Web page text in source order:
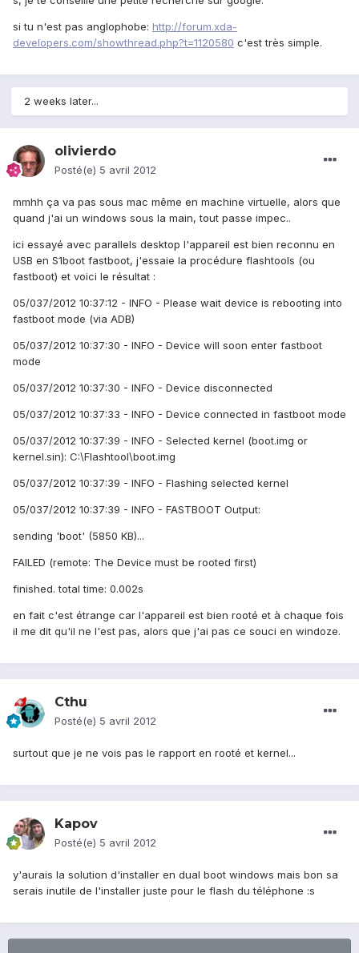
si tu n'est pas anglophobe: http://forum.xda-
developers.com/showthread.php?t=1120580 c'est très simple.
2 weeks later...
olivierdo
Posté(e) 5 avril 2012
mmhh ça va pas sous mac même en machine virtuelle, alors que
quand j'ai un windows sous la main, tout passe impec..
ici essayé avec parallels desktop l'appareil est bien reconnu en
USB en S1boot fastboot, j'essaie la procédure flashtools (ou
fastboot) et voici le résultat :
05/037/2012 10:37:12 - INFO - Please wait device is rebooting into
fastboot mode (via ADB)
05/037/2012 10:37:30 - INFO - Device will soon enter fastboot
mode
05/037/2012 10:37:30 - INFO - Device disconnected
05/037/2012 10:37:33 - INFO - Device connected in fastboot mode
05/037/2012 10:37:39 - INFO - Selected kernel (boot.img or
kernel.sin): C:\Flashtool\boot.img
05/037/2012 10:37:39 - INFO - Flashing selected kernel
05/037/2012 10:37:39 - INFO - FASTBOOT Output:
sending 'boot' (5850 KB)...
FAILED (remote: The Device must be rooted first)
finished. total time: 0.002s
en fait c'est étrange car l'appareil est bien rooté et à chaque fois
il me dit qu'il ne l'est pas, alors que j'ai pas ce souci en windoze.
Cthu
Posté(e) 5 avril 2012
surtout que je ne vois pas le rapport en rooté et kernel...
Kapov
Posté(e) 5 avril 2012
y'aurais la solution d'installer en dual boot windows mais bon sa
serais inutile de l'installer juste pour le flash du téléphone :s